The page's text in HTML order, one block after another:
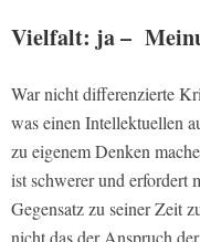
Vielfalt: ja –
War nicht differenzierte
was einen Intellektuellen
zu eigenem Denken
ist schwerer und erfordert
Gegensatz zu seiner Zeit